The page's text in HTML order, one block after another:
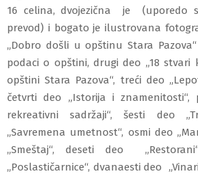
16 celina, dvojezična je (uporedo
prevod) i bogato je ilustrovana
„Dobro došli u opštinu Stara
podaci o opštini, drugi deo „18
opštini Stara Pazova“, treći deo
četvrti deo „Istorija i znamenitosti“,
rekreativni sadržaji“, šesti deo
„Savremena umetnost“, osmi deo
„Smeštaj“, deseti deo
„Poslastičarnice“, dvanaesti deo